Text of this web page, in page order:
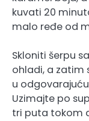
kuvati 20
malo ređe od
Skloniti šerpu
ohladi, a zatim
u
Uzimajte po
tri puta tokom